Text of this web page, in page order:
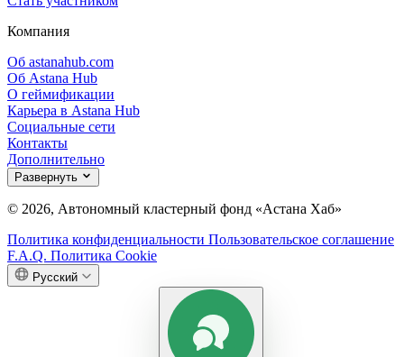
Компания
Об astanahub.com
Об Astana Hub
О геймификации
Карьера в Astana Hub
Социальные сети
Контакты
Дополнительно
Развернуть
© 2026, Автономный кластерный фонд «Астана Хаб»
Политика конфиденциальности Пользовательское соглашение
F.A.Q. Политика Cookie
Русский